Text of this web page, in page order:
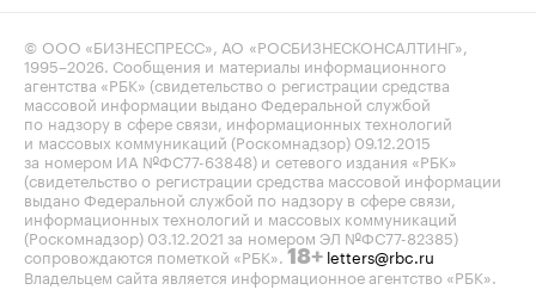
© ООО «БИЗНЕСПРЕСС», АО «РОСБИЗНЕСКОНСАЛТИНГ»,
1995–2026. Сообщения и материалы информационного
агентства «РБК» (свидетельство о регистрации средства
массовой информации выдано Федеральной службой
по надзору в сфере связи, информационных технологий
и массовых коммуникаций (Роскомнадзор) 09.12.2015
за номером ИА №ФС77-63848) и сетевого издания «РБК»
(свидетельство о регистрации средства массовой информации
выдано Федеральной службой по надзору в сфере связи,
информационных технологий и массовых коммуникаций
(Роскомнадзор) 03.12.2021 за номером ЭЛ №ФС77-82385)
сопровождаются пометкой «РБК». 18+ letters@rbc.ru
Владельцем сайта является информационное агентство «РБК».